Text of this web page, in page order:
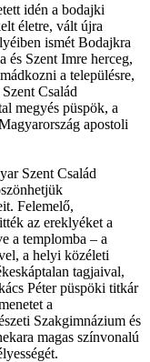
idén a bodajki
életre, vált újra
ismét Bodajkra
és Szent Imre herceg,
a településre,
Család
megyés püspök, a
apostoli
Szent Család
Felemelő,
az ereklyéket a
a templomba – a
a helyi közéleti
tagjaival,
Péter püspöki titkár
a
Szakgimnázium és
magas színvonalú